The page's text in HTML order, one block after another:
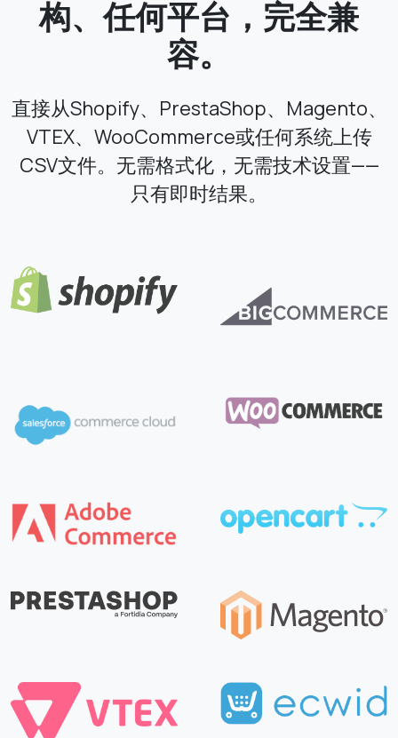
构、任何平台，完全兼
容。
直接从Shopify、PrestaShop、Magento、
VTEX、WooCommerce或任何系统上传
CSV文件。无需格式化，无需技术设置——
只有即时结果。